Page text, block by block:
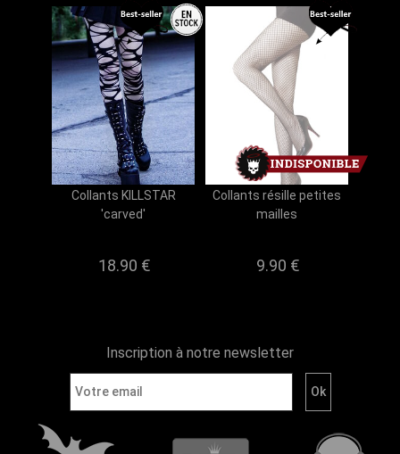
Collants KILLSTAR
'carved'
18.90 €
Collants résille petites
mailles
9.90 €
Inscription à notre newsletter